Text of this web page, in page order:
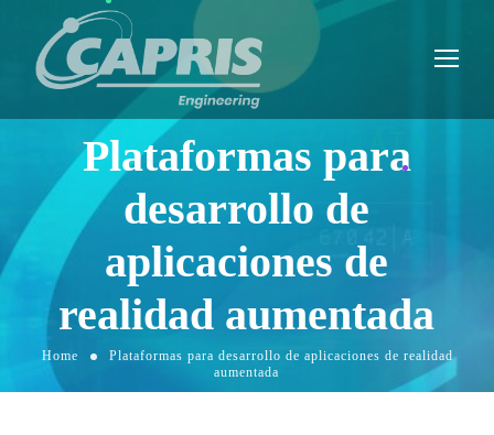
Plataformas para
desarrollo de
aplicaciones de
realidad aumentada
Home
Plataformas para desarrollo de aplicaciones de realidad
aumentada